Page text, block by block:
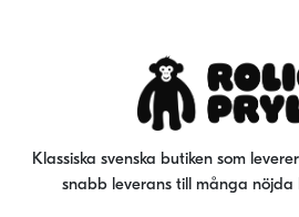
Klassiska svenska butiken som
snabb leverans till många nöjda